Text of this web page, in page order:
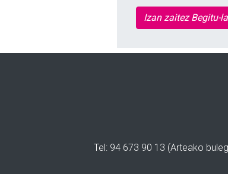
Izan zaitez Begitu-
Tel: 94 673 90 13 (Arteako